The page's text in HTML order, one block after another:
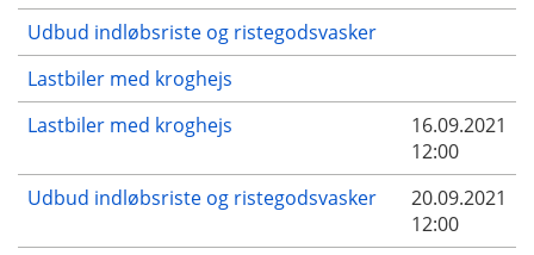
Udbud indløbsriste og ristegodsvasker
Lastbiler med kroghejs
Lastbiler med kroghejs
16.09.2021
12:00
Udbud indløbsriste og ristegodsvasker
20.09.2021
12:00